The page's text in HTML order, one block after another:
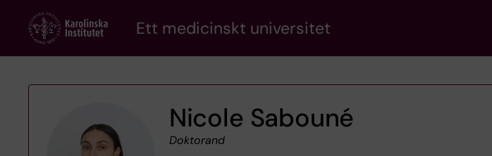
content
Ett medicinskt universitet
Nicole Sabouné
Doktorand